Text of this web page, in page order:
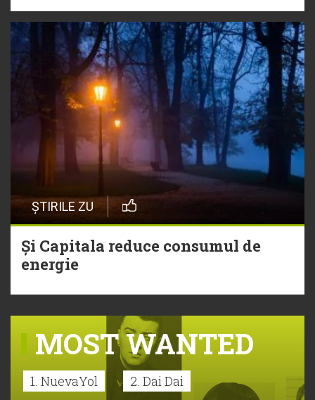
ȘTIRILE ZU
Și Capitala reduce consumul de
energie
MOST WANTED
1. NuevaYol 2. Dai Dai